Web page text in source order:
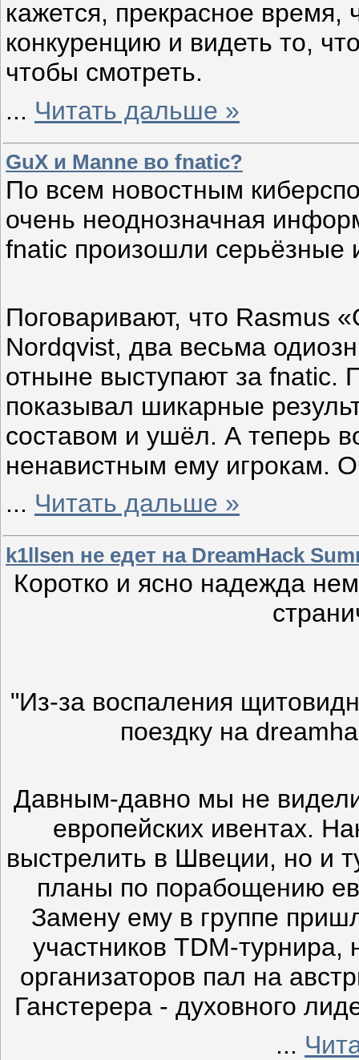
кажется, прекрасное
конкуренцию и видеть то,
чтобы смотреть.
... Читать дальше »
GuX и Manne во fnatic?
По всем новостным
очень неоднозначная
fnatic произошли серьёзные
Поговаривают, что Rasmus
Nordqvist, два весьма
отныне выступают за fnatic.
показывал шикарные
составом и ушёл. А теперь
ненавистным ему игрокам.
... Читать дальше »
k1llsen не едет на DreamHack
Коротко и ясно надежда
"Из-за воспаления
поездку на
Давным-давно мы не
европейских ивентах.
выстрелить в Швеции, но и
планы по порабощению
Замену ему в группе
участников TDM-
организаторов пал на
Ганстерера - духовного
...